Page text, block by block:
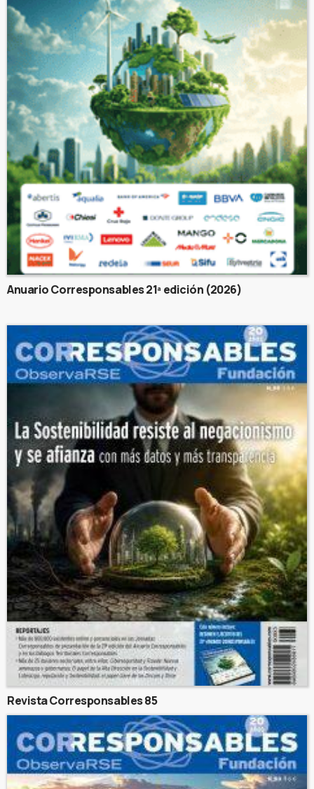
Anuario Corresponsables 21ª edición (2026)
Revista Corresponsables 85